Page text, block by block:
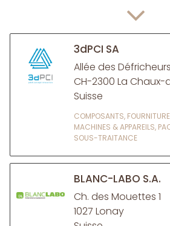
3dPCI SA
Allée des
CH-2300 La Chaux-
Suisse
COMPOSANTS,
MACHINES & APPAREILS,
SOUS-TRAITANCE
BLANC-LABO S.A.
Ch. des Mouettes 1
1027 Lonay